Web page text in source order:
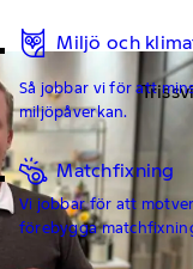
Miljö och
Så jobbar vi för att
miljöpåverkan.
Matchfixning
Vi jobbar för att
förebygga